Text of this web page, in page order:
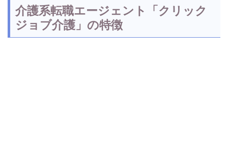
介護系転職エージェント「クリック
ジョブ介護」の特徴